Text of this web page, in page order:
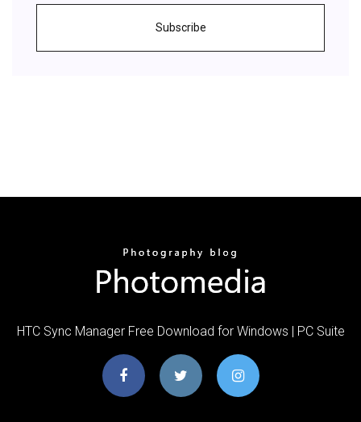
Subscribe
HTC Sync Manager Free Download for Windows | PC Suite